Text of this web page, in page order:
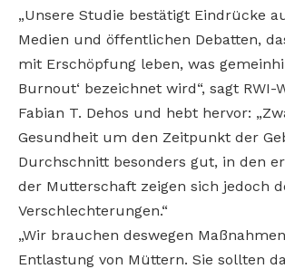
„Unsere Studie bestätigt Eindrücke
Medien und öffentlichen Debatten,
mit Erschöpfung leben, was
Burnout‘ bezeichnet wird“, sagt RWI-
Fabian T. Dehos und hebt hervor:
Gesundheit um den Zeitpunkt der
Durchschnitt besonders gut, in den
der Mutterschaft zeigen sich jedoch
Verschlechterungen.“
„Wir brauchen deswegen
Entlastung von Müttern. Sie sollten